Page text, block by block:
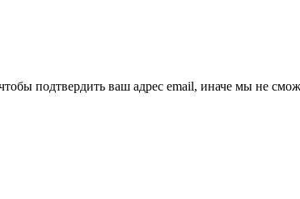
подтвердить ваш адрес email, иначе мы не